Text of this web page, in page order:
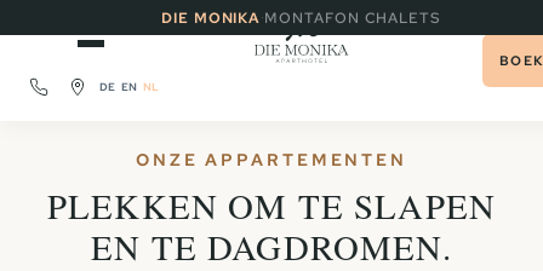
DIE MONIKA·MONTAFON CHALETS
DE EN NL
ONZE APPARTEMENTEN
PLEKKEN OM TE SLAPEN
EN TE DAGDROMEN.